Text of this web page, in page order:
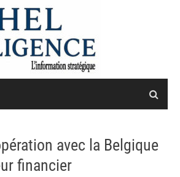
avec la Belgique
financier